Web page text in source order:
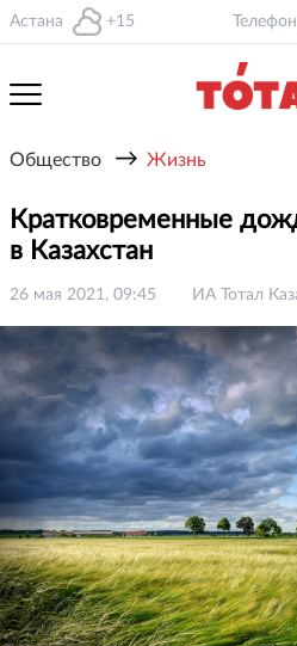
Астана +15
Общество → Жизнь
Кратковременные
в Казахстан
26 мая 2021, 09:45 ИА Тотал